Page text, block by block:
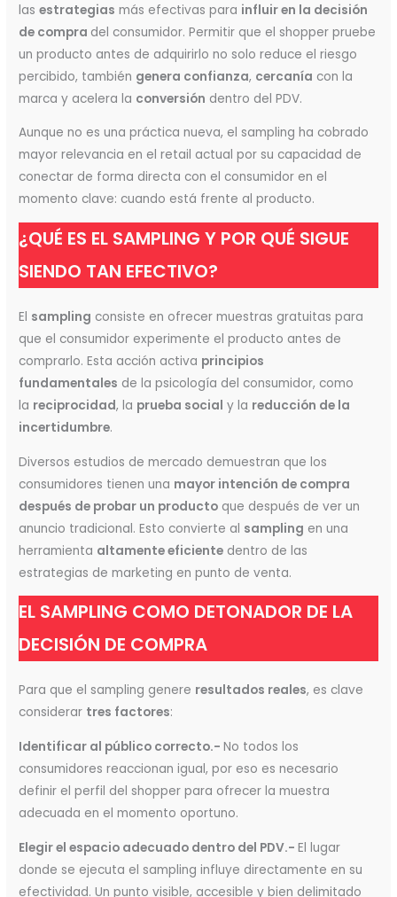
lasestrategias más efectivas para influir en la decisión
de compra del consumidor. Permitir que el shopper pruebe
un producto antes de adquirirlo no solo reduce el riesgo
percibido, también genera confianza, cercanía con la
marca y acelera la conversión dentro del PDV.
Aunque no es una práctica nueva, el sampling ha cobrado
mayor relevancia en el retail actual por su capacidad de
conectar de forma directa con el consumidor en el
momento clave: cuando está frente al producto.
¿QUÉ ES EL SAMPLING Y POR QUÉ SIGUE
SIENDO TAN EFECTIVO?
El sampling consiste en ofrecer muestras gratuitas para
que el consumidor experimente el producto antes de
comprarlo. Esta acción activa principios
fundamentales de la psicología del consumidor, como
la reciprocidad, la prueba social y la reducción de la
incertidumbre.
Diversos estudios de mercado demuestran que los
consumidores tienen una mayor intención de compra
después de probar un producto que después de ver un
anuncio tradicional. Esto convierte al sampling en una
herramienta altamente eficiente dentro de las
estrategias de marketing en punto de venta.
EL SAMPLING COMO DETONADOR DE LA
DECISIÓN DE COMPRA
Para que el sampling genere resultados reales, es clave
considerar tres factores:
Identificar al público correcto.-No todos los
consumidores reaccionan igual, por eso es necesario
definir el perfil del shopper para ofrecer la muestra
adecuada en el momento oportuno.
Elegir el espacio adecuado dentro del PDV.-El lugar
donde se ejecuta el sampling influye directamente en su
efectividad. Un punto visible, accesible y bien delimitado